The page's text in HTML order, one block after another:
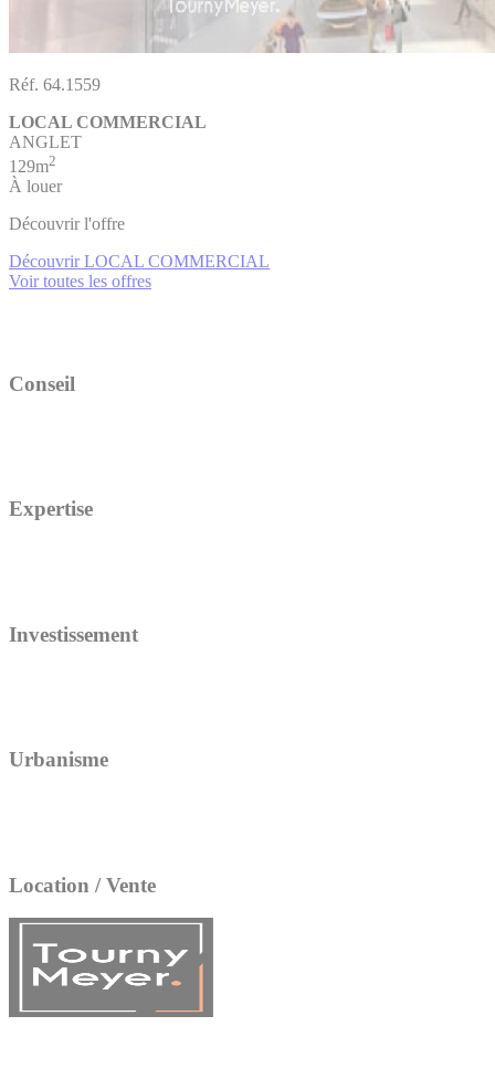
Réf. 64.1559
LOCAL COMMERCIAL
ANGLET
129m2
À louer
Découvrir l'offre
Découvrir LOCAL COMMERCIAL
Voir toutes les offres
Conseil
Expertise
Investissement
Urbanisme
Location / Vente